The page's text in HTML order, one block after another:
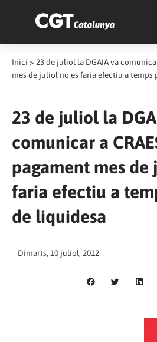
Inici > 23 de juliol la DGAIA va
mes de juliol no es faria efectiu a temps
23 de juliol la
comunicar a
pagament mes de
faria efectiu a
de liquidesa
Dimarts, 10 juliol, 2012